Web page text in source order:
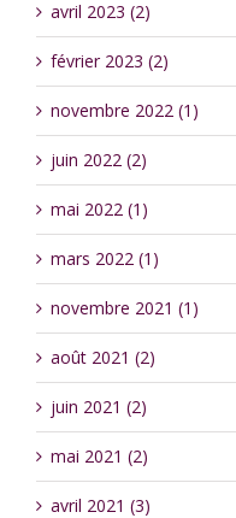
avril 2023 (2)
février 2023 (2)
novembre 2022 (1)
juin 2022 (2)
mai 2022 (1)
mars 2022 (1)
novembre 2021 (1)
août 2021 (2)
juin 2021 (2)
mai 2021 (2)
avril 2021 (3)